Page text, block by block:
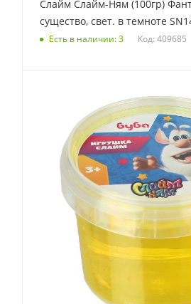
Слайм Слайм-Ням (100гр)
существо, свет. в темноте
Есть в наличии: 3 Код: 409685